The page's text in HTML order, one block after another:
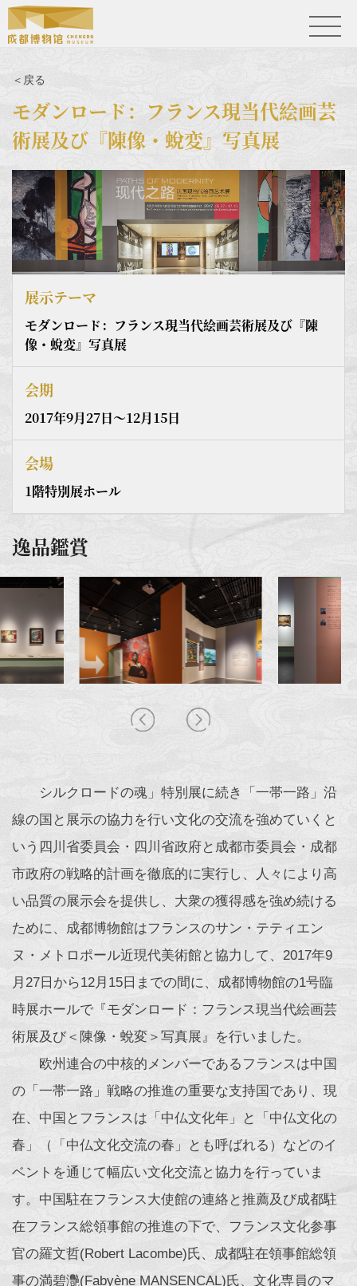
＜戻る
モダンロード：フランス現当代絵画芸
術展及び『陳像・蛻変』写真展
展示テーマ
モダンロード：フランス現当代絵画芸術展及び『陳
像・蛻変』写真展
会期
2017年9月27日〜12月15日
会場
1階特別展ホール
逸品鑑賞
シルクロードの魂」特別展に続き「一帯一路」沿
線の国と展示の協力を行い文化の交流を強めていくと
いう四川省委員会・四川省政府と成都市委員会・成都
市政府の戦略的計画を徹底的に実行し、人々により高
い品質の展示会を提供し、大衆の獲得感を強め続ける
ために、成都博物館はフランスのサン・テティエン
ヌ・メトロポール近現代美術館と協力して、2017年9
月27日から12月15日までの間に、成都博物館の1号臨
時展ホールで『モダンロード：フランス現当代絵画芸
術展及び＜陳像・蛻変＞写真展』を行いました。
欧州連合の中核的メンバーであるフランスは中国
の「一帯一路」戦略の推進の重要な支持国であり、現
在、中国とフランスは「中仏文化年」と「中仏文化の
春」（「中仏文化交流の春」とも呼ばれる）などのイ
ベントを通じて幅広い文化交流と協力を行っていま
す。中国駐在フランス大使館の連絡と推薦及び成都駐
在フランス総領事館の推進の下で、フランス文化参事
官の羅文哲(Robert Lacombe)氏、成都駐在領事館総領
事の満碧灧(Fabyène MANSENCAL)氏、文化専員のマ